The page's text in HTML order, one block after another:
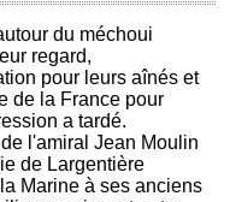
du méchoui
regard,
pour leurs aînés et
de la France pour
a tardé.
l'amiral Jean Moulin
de Largentière
Marine à ses anciens